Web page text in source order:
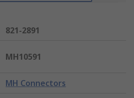
821-2891
MH10591
MH Connectors